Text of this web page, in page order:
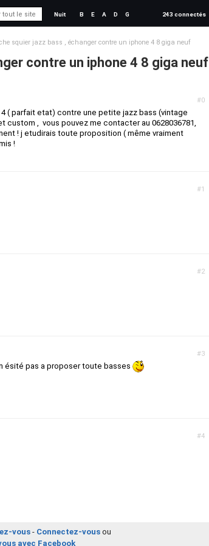
Nuit B E A D G 243 connectés
squier jazz bass , échanger contre un iphone 4 8 giga neuf
contre un iphone 4 8 giga neuf
#0
( parfait etat) contre une petite jazz bass (vintage
, vous pouvez me contacter au 0628036781,
! j etudirais toute proposition ( même vraiment
!
#1
#2
#3
ésité pas a proposer toute basses
#4
vous- Connectez-vous ou
avec Facebook